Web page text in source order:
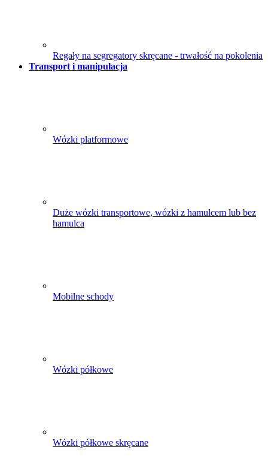
Regały na segregatory skręcane - trwałość na pokolenia
Transport i manipulacja
Wózki platformowe
Duże wózki transportowe, wózki z hamulcem lub bez
hamulca
Mobilne schody
Wózki półkowe
Wózki półkowe skręcane